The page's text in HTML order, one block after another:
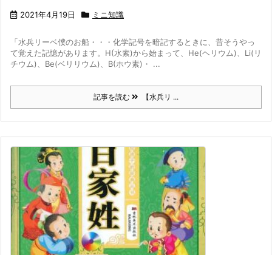
2021年4月19日 ミニ知識
「水兵リーベ僕のお船・・・ 化学記号を暗記するときに、昔そうやっ
て覚えた記憶があります。H(水素)から始まって、He(ヘリウム)、Li(リ
チウム)、Be(ベリリウム)、B(ホウ素)・ ...
記事を読む 【水兵リ ...